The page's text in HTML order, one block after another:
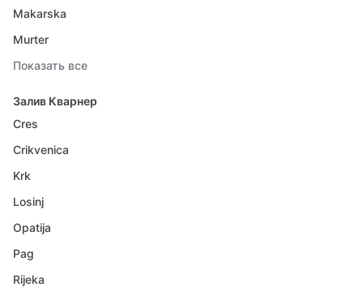
Makarska
Murter
Показать все
Залив Кварнер
Cres
Crikvenica
Krk
Losinj
Opatija
Pag
Rijeka